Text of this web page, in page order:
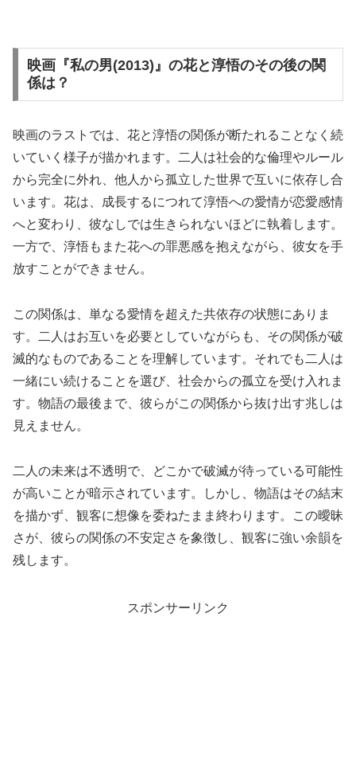
映画『私の男(2013)』の花と淳悟のその後の関
係は？
映画のラストでは、花と淳悟の関係が断たれることなく続
いていく様子が描かれます。二人は社会的な倫理やルール
から完全に外れ、他人から孤立した世界で互いに依存し合
います。花は、成長するにつれて淳悟への愛情が恋愛感情
へと変わり、彼なしでは生きられないほどに執着します。
一方で、淳悟もまた花への罪悪感を抱えながら、彼女を手
放すことができません。
この関係は、単なる愛情を超えた共依存の状態にありま
す。二人はお互いを必要としていながらも、その関係が破
滅的なものであることを理解しています。それでも二人は
一緒にい続けることを選び、社会からの孤立を受け入れま
す。物語の最後まで、彼らがこの関係から抜け出す兆しは
見えません。
二人の未来は不透明で、どこかで破滅が待っている可能性
が高いことが暗示されています。しかし、物語はその結末
を描かず、観客に想像を委ねたまま終わります。この曖昧
さが、彼らの関係の不安定さを象徴し、観客に強い余韻を
残します。
スポンサーリンク